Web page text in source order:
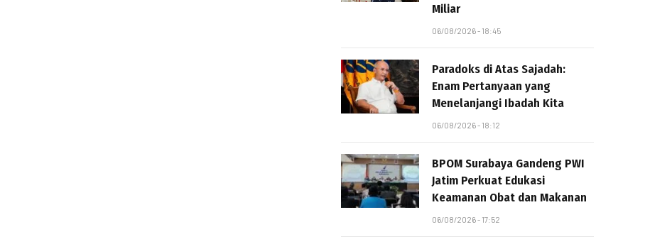
Miliar
06/08/2026 - 18:45
Paradoks di Atas Sajadah:
Enam Pertanyaan yang
Menelanjangi Ibadah Kita
06/08/2026 - 18:12
BPOM Surabaya Gandeng PWI
Jatim Perkuat Edukasi
Keamanan Obat dan Makanan
06/08/2026 - 17:52